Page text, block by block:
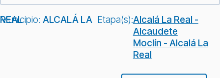
Municipio:
ALCALÁ LA REAL Etapa(s):Alcalá La Real -
Alcaudete
Moclín - Alcalá La
Real